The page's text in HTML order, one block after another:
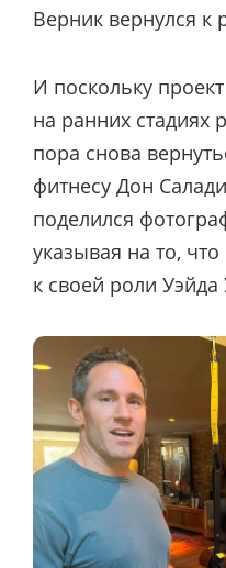
Верник вернулся к
И поскольку
на ранних стадиях
пора снова
фитнесу Дон
поделился
указывая на то,
к своей роли Уэйда